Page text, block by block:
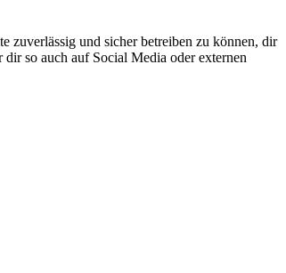
zuverlässig und sicher betreiben zu können, dir
so auch auf Social Media oder externen